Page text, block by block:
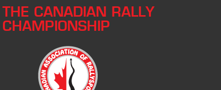
THE CANADIAN RALLY
CHAMPIONSHIP